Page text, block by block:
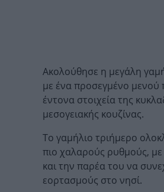
Ακολούθησε η μεγάλη
με ένα προσεγμένο μενού
έντονα στοιχεία της
μεσογειακής κουζίνας.
Το γαμήλιο τριήμερο
πιο χαλαρούς ρυθμούς, με
και την παρέα του να
εορτασμούς στο νησί.